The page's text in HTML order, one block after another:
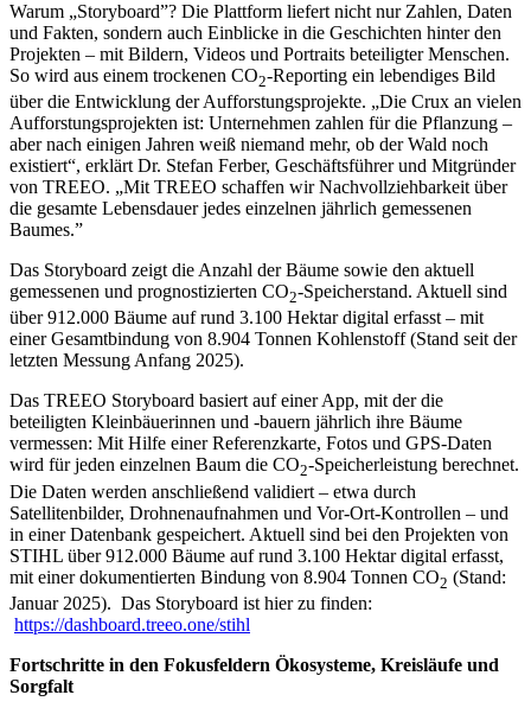
Warum „Storyboard”? Die Plattform liefert nicht nur Zahlen, Daten
und Fakten, sondern auch Einblicke in die Geschichten hinter den
Projekten – mit Bildern, Videos und Portraits beteiligter Menschen.
So wird aus einem trockenen CO2-Reporting ein lebendiges Bild
über die Entwicklung der Aufforstungsprojekte. „Die Crux an vielen
Aufforstungsprojekten ist: Unternehmen zahlen für die Pflanzung –
aber nach einigen Jahren weiß niemand mehr, ob der Wald noch
existiert“, erklärt Dr. Stefan Ferber, Geschäftsführer und Mitgründer
von TREEO. „Mit TREEO schaffen wir Nachvollziehbarkeit über
die gesamte Lebensdauer jedes einzelnen jährlich gemessenen
Baumes.”
Das Storyboard zeigt die Anzahl der Bäume sowie den aktuell
gemessenen und prognostizierten CO2-Speicherstand. Aktuell sind
über 912.000 Bäume auf rund 3.100 Hektar digital erfasst – mit
einer Gesamtbindung von 8.904 Tonnen Kohlenstoff (Stand seit der
letzten Messung Anfang 2025).
Das TREEO Storyboard basiert auf einer App, mit der die
beteiligten Kleinbäuerinnen und -bauern jährlich ihre Bäume
vermessen: Mit Hilfe einer Referenzkarte, Fotos und GPS-Daten
wird für jeden einzelnen Baum die CO2-Speicherleistung berechnet.
Die Daten werden anschließend validiert – etwa durch
Satellitenbilder, Drohnenaufnahmen und Vor-Ort-Kontrollen – und
in einer Datenbank gespeichert. Aktuell sind bei den Projekten von
STIHL über 912.000 Bäume auf rund 3.100 Hektar digital erfasst,
mit einer dokumentierten Bindung von 8.904 Tonnen CO2 (Stand:
Januar 2025). Das Storyboard ist hier zu finden:
https://dashboard.treeo.one/stihl
Fortschritte in den Fokusfeldern Ökosysteme, Kreisläufe und
Sorgfalt